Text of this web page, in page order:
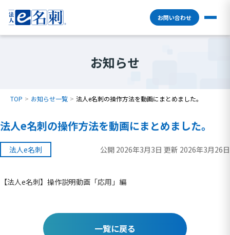
お問い合わせ
お知らせ
TOP お知らせ一覧 法人e名刺の操作方法を動画にまとめました。
法人e名刺の操作方法を動画にまとめました。
法人e名刺 公開 2026年3月3日 更新 2026年3月26日
【法人e名刺】操作説明動画「応用」編
一覧に戻る